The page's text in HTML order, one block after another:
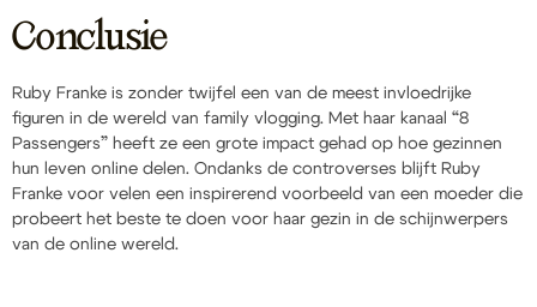
Conclusie
Ruby Franke is zonder twijfel een van de meest invloedrijke
figuren in de wereld van family vlogging. Met haar kanaal “8
Passengers” heeft ze een grote impact gehad op hoe gezinnen
hun leven online delen. Ondanks de controverses blijft Ruby
Franke voor velen een inspirerend voorbeeld van een moeder die
probeert het beste te doen voor haar gezin in de schijnwerpers
van de online wereld.